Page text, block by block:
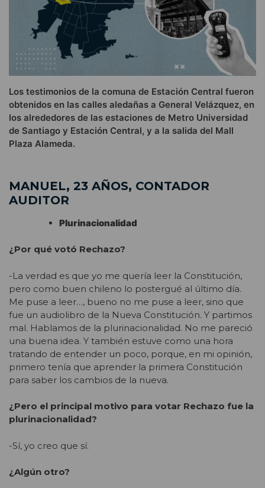
Los testimonios de la comuna de Estación Central fueron
obtenidos en las calles aledañas a General Velázquez, en
los alrededores de las estaciones de Metro Universidad
de Santiago y Estación Central, y a la salida del Mall
Plaza Alameda.
MANUEL, 23 AÑOS, CONTADOR
AUDITOR
Plurinacionalidad
¿Por qué votó Rechazo?
-La verdad es que yo me quería leer la Constitución,
pero como buen chileno lo postergué al último día.
Me puse a leer…, bueno no me puse a leer, sino que
fue un audiolibro de la Nueva Constitución. Y partimos
mal. Hablamos de la plurinacionalidad. No me pareció
una buena idea. Y también estuve como una hora
tratando de entender un poco, porque, en mi opinión,
primero tenía que aprender la primera Constitución
para saber los cambios de la nueva.
¿Pero el principal motivo para votar Rechazo fue la
plurinacionalidad?
-Sí, yo creo que sí.
¿Algún otro?